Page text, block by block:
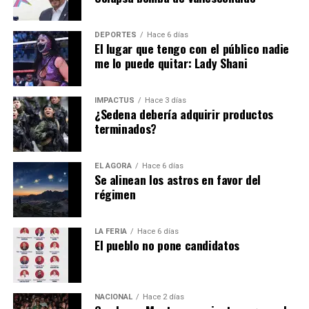
Hasta la fecha todavía es un misterio el motivo de la
renuncia de
Alfredo Vázquez… pero es de sabios
cambiar de opinión y la decisión está en el escritorio de
Pedro Rodríguez
un trabajo conjunto.
DEPORTES Hace 6 días
El lugar que tengo con el público nadie
me lo puede quitar: Lady Shani
IMPACTUS Hace 3 días
¿Sedena debería adquirir productos
terminados?
EL ÁGORA Hace 6 días
Se alinean los astros en favor del
régimen
LA FERIA Hace 6 días
El pueblo no pone candidatos
NACIONAL Hace 2 días